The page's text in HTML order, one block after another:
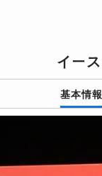
イー
基本情報